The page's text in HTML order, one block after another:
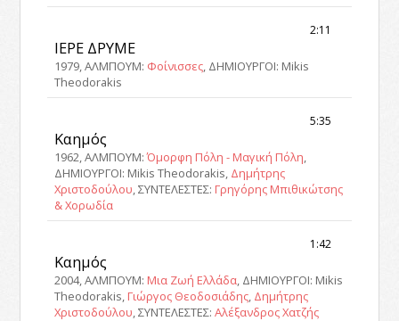
2:11
ΙΕΡΕ ΔΡΥΜΕ
1979, ΑΛΜΠΟΥΜ: Φοίνισσες, ΔΗΜΙΟΥΡΓΟΙ: Mikis
Theodorakis
5:35
Καημός
1962, ΑΛΜΠΟΥΜ:Όμορφη Πόλη - Μαγική Πόλη,
ΔΗΜΙΟΥΡΓΟΙ: Mikis Theodorakis, Δημήτρης
Χριστοδούλου, ΣΥΝΤΕΛΕΣΤΕΣ: Γρηγόρης Μπιθικώτσης
& Χορωδία
1:42
Καημός
2004, ΑΛΜΠΟΥΜ: Μια Ζωή Ελλάδα, ΔΗΜΙΟΥΡΓΟΙ: Mikis
Theodorakis, Γιώργος Θεοδοσιάδης, Δημήτρης
Χριστοδούλου, ΣΥΝΤΕΛΕΣΤΕΣ:Αλέξανδρος Χατζής